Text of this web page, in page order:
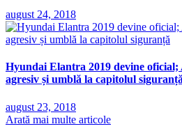
august 24, 2018
Hyundai Elantra 2019 devine oficial;
agresiv și umblă la capitolul
august 23, 2018
Arată mai multe articole